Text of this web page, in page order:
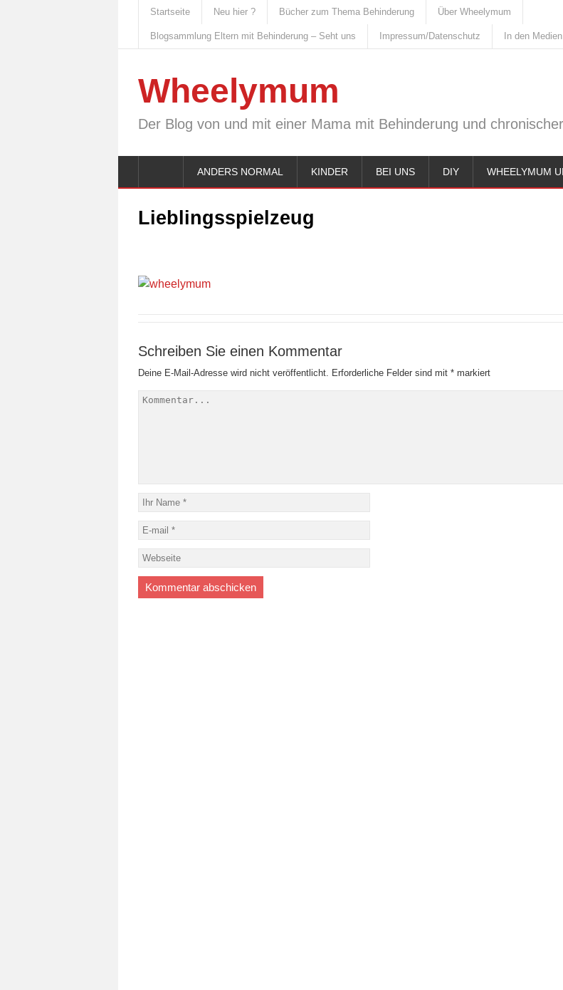
Startseite Neu hier ? Bücher zum Thema Behinderung Über Wheelymum
Blogsammlung Eltern mit Behinderung – Seht uns Impressum/Datenschutz In den Medien
Wheelymum
Der Blog von und mit einer Mama mit Behinderung und
ANDERS NORMAL KINDER BEI UNS DIY WHEELYMUM
Lieblingsspielzeug
Schreiben Sie einen Kommentar
Deine E-Mail-Adresse wird nicht veröffentlicht. Erforderliche Felder sind mit * markiert